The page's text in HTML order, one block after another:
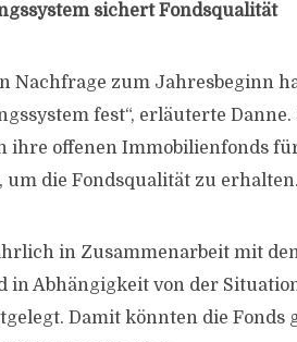
sichert Fondsqualität
Nachfrage zum Jahres­beginn
fest“, erläuterte
ihre offenen Immobilien­fonds
um die Fondsqualität zu erhalten.
in Zusammen­arbeit mit
in Ab­hängigkeit von der
Damit könnten die